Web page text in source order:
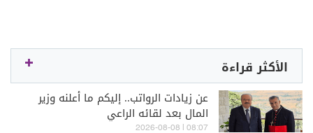
الأكثر قراءة
عن زيادات الرواتب.. إليكم ما أعلنه وزير
المال بعد لقائه الراعي
08:07 | 2026-08-08